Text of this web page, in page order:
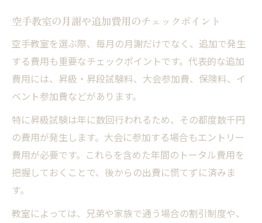
空手教室の月謝や追加費用のチェックポイント
空手教室を選ぶ際、毎月の月謝だけでなく、追加で発生
する費用も重要なチェックポイントです。代表的な追加
費用には、昇級・昇段試験料、大会参加費、保険料、イ
ベント参加費などがあります。
特に昇級試験は年に数回行われるため、その都度数千円
の費用が発生します。大会に参加する場合もエントリー
費用が必要です。これらを含めた年間のトータル費用を
把握しておくことで、後からの出費に慌てずに済みま
す。
教室によっては、兄弟や家族で通う場合の割引制度や、